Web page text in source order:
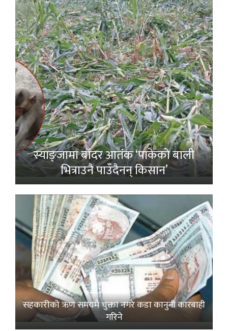
स्याङ्जामा बाँदर आतंक ‘पाकेको बाली
भित्राउनै पाउँदैनन् किसान’
सहकारीको ऋण समयमै चुक्ता नगरे कडा कानुनी कारबाही
गरिने